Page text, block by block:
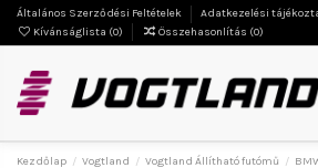
Általános Szerződési Feltételek Adatkezelési
Kívánságlista (0) Összehasonlítás (0)
Kezdőlap Vogtland Vogtland Állítható futómű